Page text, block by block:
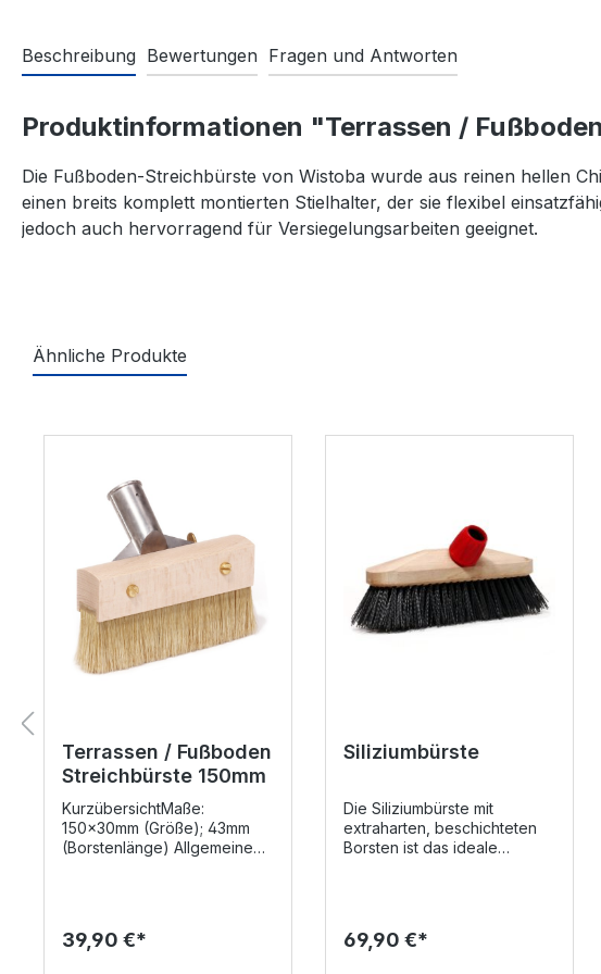
Beschreibung Bewertungen Fragen und Antworten
Produktinformationen "Terrassen /
Die Fußboden-Streichbürste von Wistoba wurde aus reinen hellen
einen breits komplett montierten Stielhalter, der sie flexibel
jedoch auch hervorragend für Versiegelungsarbeiten geeignet.
Ähnliche Produkte
Terrassen / Fußboden
Streichbürste 150mm
KurzübersichtMaße:
150x30mm (Größe); 43mm
(Borstenlänge) Allgemeine
Borsten der Bürste sind in
39,90 €*
Siliziumbürste
Die Siliziumbürste mit
extraharten, beschichteten
Borsten ist das ideale
abschleifen, um aber
69,90 €*